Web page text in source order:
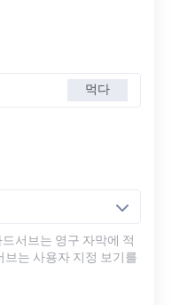
먹다
서브는 영구 자막에 적
는 사용자 지정 보기를